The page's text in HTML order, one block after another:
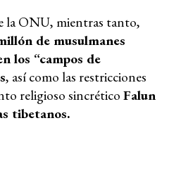
la ONU, mientras tanto,
de musulmanes
los “campos de
, así como las restricciones
religioso sincrético Falun
tibetanos.